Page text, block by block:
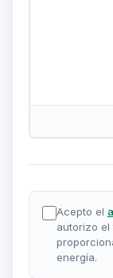
Acepto el
autorizo el
energía.